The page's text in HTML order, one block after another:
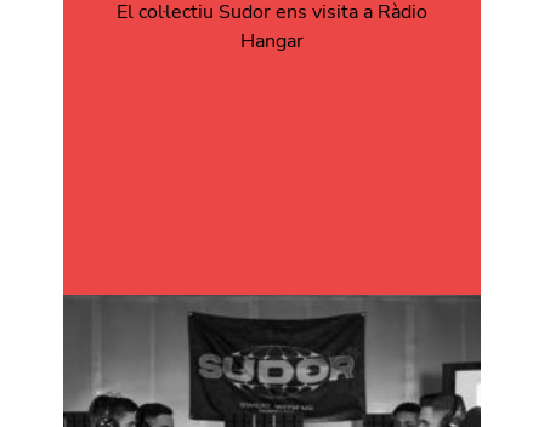
El col·lectiu Sudor ens visita a Ràdio
Hangar